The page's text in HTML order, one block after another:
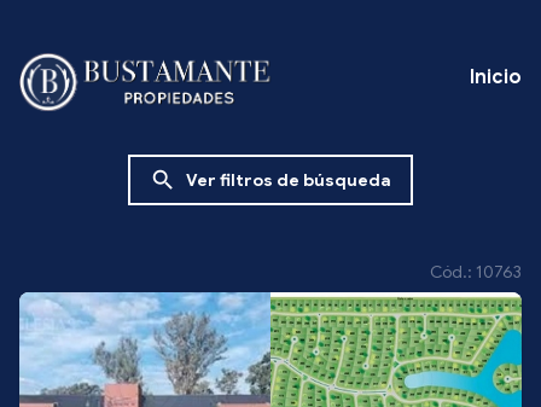
Inicio
search Ver filtros de búsqueda
Cód.: 10763